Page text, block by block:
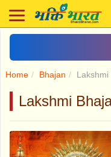
Home Bhajan Lakshmi
Lakshmi